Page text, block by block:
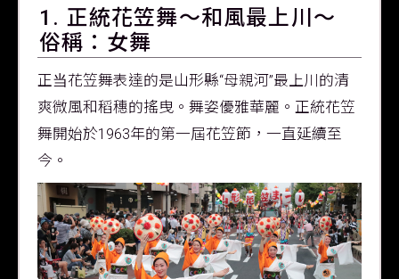
1. 正統花笠舞～和風最上川～
俗稱：女舞
正当花笠舞表達的是山形縣“母親河”最上川的清
爽微風和稻穗的搖曳。舞姿優雅華麗。正統花笠
舞開始於1963年的第一屆花笠節，一直延續至
今。